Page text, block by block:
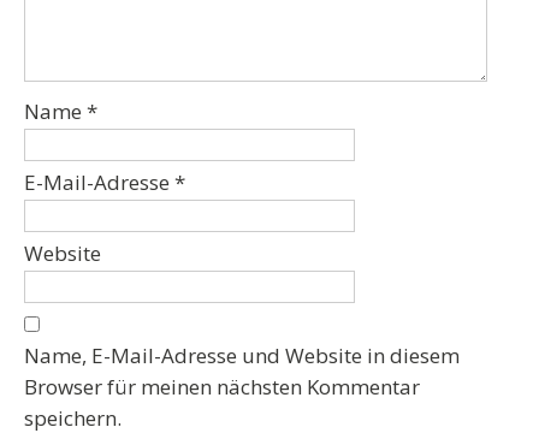
Name *
E-Mail-Adresse *
Website
Name, E-Mail-Adresse und Website in diesem
Browser für meinen nächsten Kommentar
speichern.